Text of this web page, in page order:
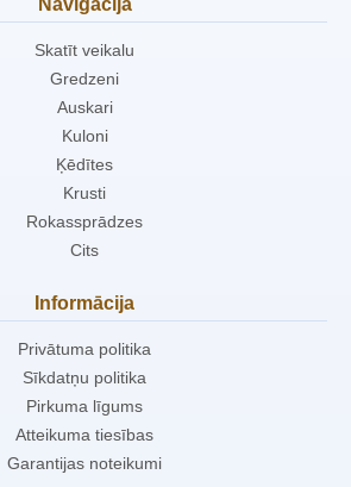
Navigācija
Skatīt veikalu
Gredzeni
Auskari
Kuloni
Ķēdītes
Krusti
Rokassprādzes
Cits
Informācija
Privātuma politika
Sīkdatņu politika
Pirkuma līgums
Atteikuma tiesības
Garantijas noteikumi